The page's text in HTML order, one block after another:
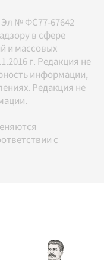
№ ФС77-67642
в сфере
и массовых
г. Редакция не
информации,
Редакция не
с